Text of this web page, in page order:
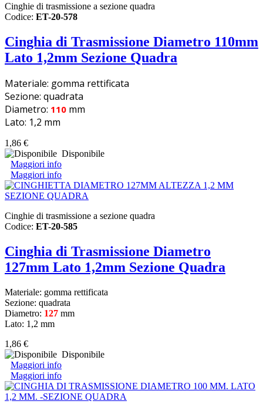
Cinghie di trasmissione a sezione quadra
Codice: ET-20-578
Cinghia di Trasmissione Diametro 110mm
Lato 1,2mm Sezione Quadra
Materiale: gomma rettificata
Sezione: quadrata
Diametro: 110 mm
Lato: 1,2 mm
1,86 €
Disponibile
Maggiori info
Maggiori info
Cinghie di trasmissione a sezione quadra
Codice: ET-20-585
Cinghia di Trasmissione Diametro
127mm Lato 1,2mm Sezione Quadra
Materiale: gomma rettificata
Sezione: quadrata
Diametro: 127 mm
Lato: 1,2 mm
1,86 €
Disponibile
Maggiori info
Maggiori info